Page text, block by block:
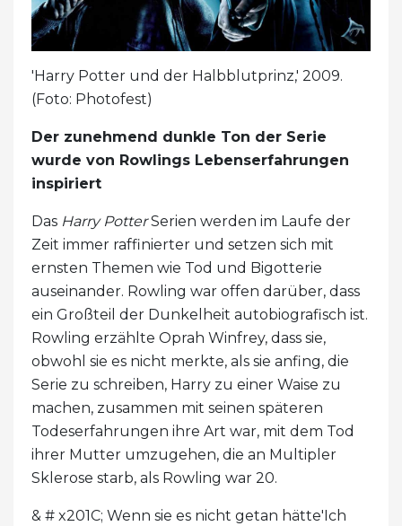
'Harry Potter und der Halbblutprinz,' 2009.
(Foto: Photofest)
Der zunehmend dunkle Ton der Serie
wurde von Rowlings Lebenserfahrungen
inspiriert
Das Harry PotterSerien werden im Laufe der
Zeit immer raffinierter und setzen sich mit
ernsten Themen wie Tod und Bigotterie
auseinander. Rowling war offen darüber, dass
ein Großteil der Dunkelheit autobiografisch ist.
Rowling erzählte Oprah Winfrey, dass sie,
obwohl sie es nicht merkte, als sie anfing, die
Serie zu schreiben, Harry zu einer Waise zu
machen, zusammen mit seinen späteren
Todeserfahrungen ihre Art war, mit dem Tod
ihrer Mutter umzugehen, die an Multipler
Sklerose starb, als Rowling war 20.
& # x201C; Wenn sie es nicht getan hätte'Ich